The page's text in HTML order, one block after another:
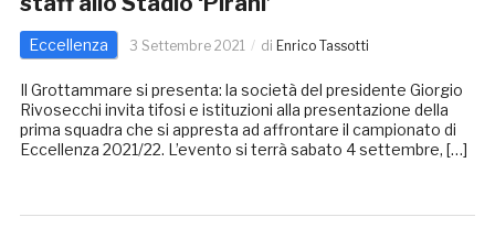
Eccellenza 3 Settembre 2021 di Enrico Tassotti
Il Grottammare si presenta: la società del presidente Giorgio
Rivosecchi invita tifosi e istituzioni alla presentazione della
prima squadra che si appresta ad affrontare il campionato di
Eccellenza 2021/22. L’evento si terrà sabato 4 settembre, […]